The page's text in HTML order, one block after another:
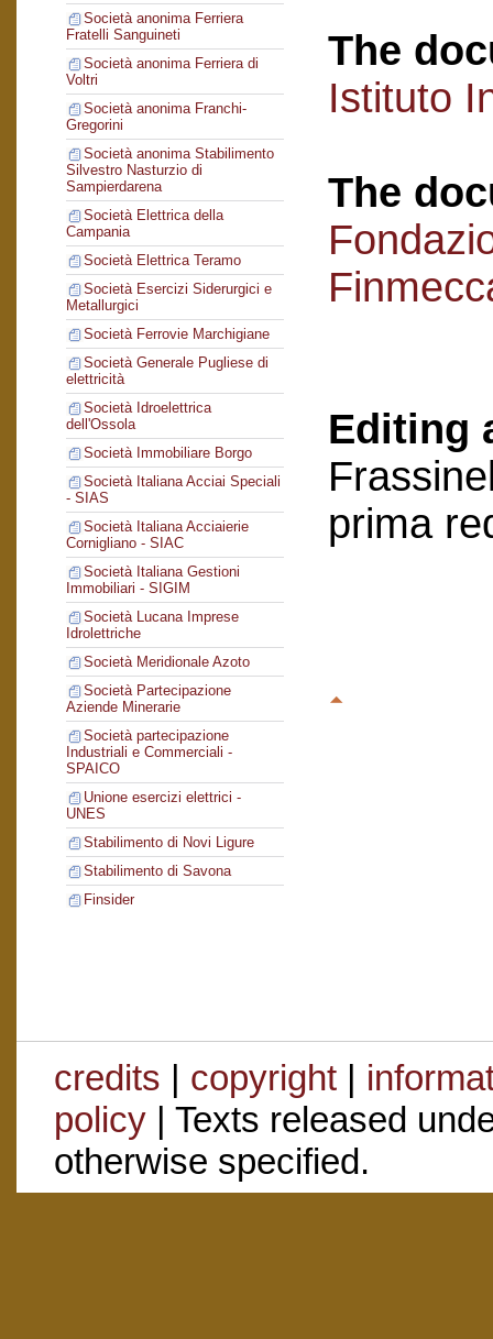
Società anonima Ferriera
Fratelli Sanguineti
Società anonima Ferriera di
Voltri
Società anonima Franchi-
Gregorini
Società anonima Stabilimento
Silvestro Nasturzio di
Sampierdarena
Società Elettrica della
Campania
Società Elettrica Teramo
Società Esercizi Siderurgici e
Metallurgici
Società Ferrovie Marchigiane
Società Generale Pugliese di
elettricità
Società Idroelettrica
dell'Ossola
Società Immobiliare Borgo
Società Italiana Acciai Speciali
- SIAS
Società Italiana Acciaierie
Cornigliano - SIAC
Società Italiana Gestioni
Immobiliari - SIGIM
Società Lucana Imprese
Idrolettriche
Società Meridionale Azoto
Società Partecipazione
Aziende Minerarie
Società partecipazione
Industriali e Commerciali -
SPAICO
Unione esercizi elettrici -
UNES
Stabilimento di Novi Ligure
Stabilimento di Savona
Finsider
The
Istituto
The
Editing
prima
credits | copyright|
policy| Texts released
otherwise specified.